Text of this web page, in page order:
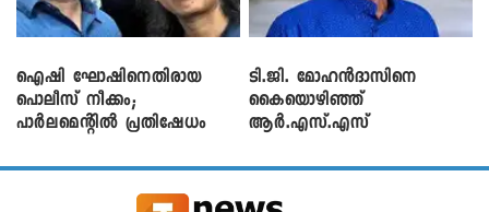
ഐഷി ഘോഷിനെതിരായ
പൊലീസ് നീക്കം;
പാര്‍ലമെന്റിൽ പ്രതിഷേധം
ടി.ജി. മോഹൻദാസിനെ
കൈയൊഴിഞ്ഞ്
ആർ.എസ്.എസ്